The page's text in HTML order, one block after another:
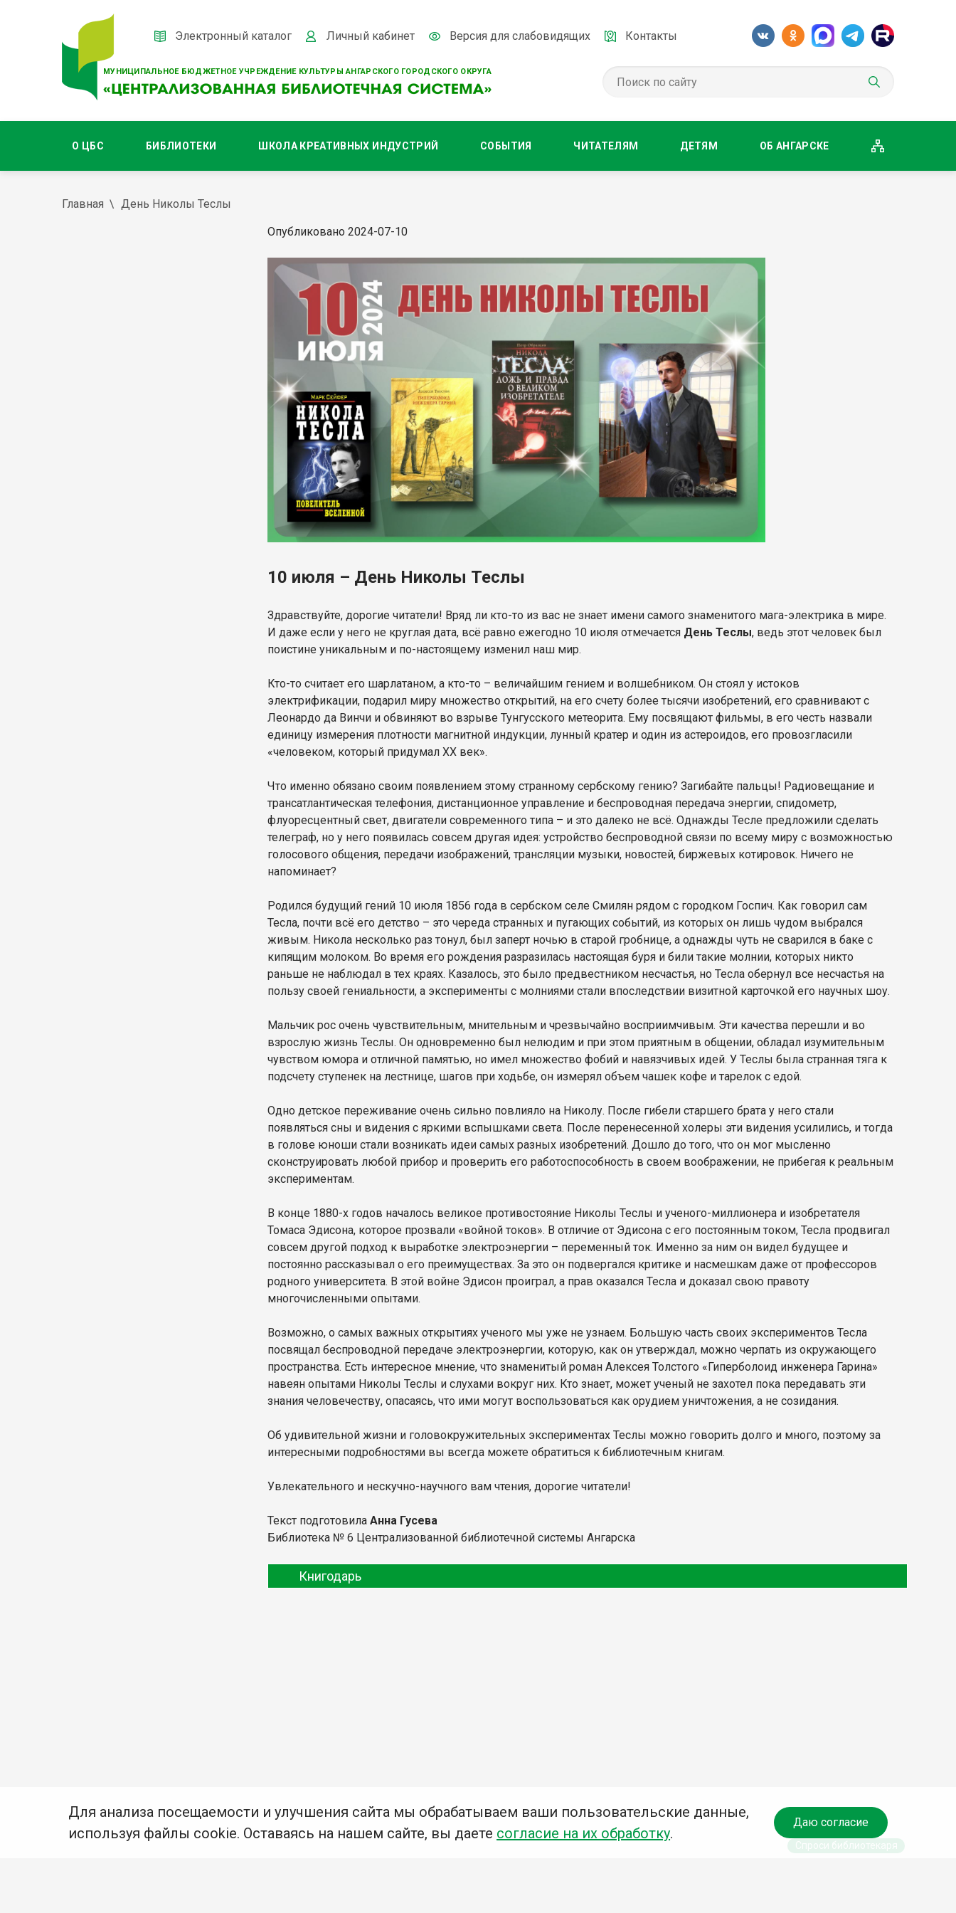
МУНИЦИПАЛЬНОЕ БЮДЖЕТНОЕ УЧРЕЖДЕНИЕ КУЛЬТУРЫ АНГАРСКОГО ГОРОДСКОГО ОКРУГА
Электронный каталог Личный кабинет Версия для слабовидящих Контакты
О ЦБС БИБЛИОТЕКИ ШКОЛА КРЕАТИВНЫХ ИНДУСТРИЙ СОБЫТИЯ ЧИТАТЕЛЯМ ДЕТЯМ ОБ АНГАРСКЕ
Главная День Николы Теслы
Опубликовано 2024-07-10
10 июля – День Николы Теслы
Здравствуйте, дорогие читатели! Вряд ли кто-то из вас не знает имени самого знаменитого мага-электрика в мире.
И даже если у него не круглая дата, всё равно ежегодно 10 июля отмечается День Теслы, ведь этот человек был
поистине уникальным и по-настоящему изменил наш мир.
Кто-то считает его шарлатаном, а кто-то – величайшим гением и волшебником. Он стоял у истоков
электрификации, подарил миру множество открытий, на его счету более тысячи изобретений, его сравнивают с
Леонардо да Винчи и обвиняют во взрыве Тунгусского метеорита. Ему посвящают фильмы, в его честь назвали
единицу измерения плотности магнитной индукции, лунный кратер и один из астероидов, его провозгласили
«человеком, который придумал XX век».
Что именно обязано своим появлением этому странному сербскому гению? Загибайте пальцы! Радиовещание и
трансатлантическая телефония, дистанционное управление и беспроводная передача энергии, спидометр,
флуоресцентный свет, двигатели современного типа – и это далеко не всё. Однажды Тесле предложили сделать
телеграф, но у него появилась совсем другая идея: устройство беспроводной связи по всему миру с возможностью
голосового общения, передачи изображений, трансляции музыки, новостей, биржевых котировок. Ничего не
напоминает?
Родился будущий гений 10 июля 1856 года в сербском селе Смилян рядом с городком Госпич. Как говорил сам
Тесла, почти всё его детство – это череда странных и пугающих событий, из которых он лишь чудом выбрался
живым. Никола несколько раз тонул, был заперт ночью в старой гробнице, а однажды чуть не сварился в баке с
кипящим молоком. Во время его рождения разразилась настоящая буря и били такие молнии, которых никто
раньше не наблюдал в тех краях. Казалось, это было предвестником несчастья, но Тесла обернул все несчастья на
пользу своей гениальности, а эксперименты с молниями стали впоследствии визитной карточкой его научных шоу.
Мальчик рос очень чувствительным, мнительным и чрезвычайно восприимчивым. Эти качества перешли и во
взрослую жизнь Теслы. Он одновременно был нелюдим и при этом приятным в общении, обладал изумительным
чувством юмора и отличной памятью, но имел множество фобий и навязчивых идей. У Теслы была странная тяга к
подсчету ступенек на лестнице, шагов при ходьбе, он измерял объем чашек кофе и тарелок с едой.
Одно детское переживание очень сильно повлияло на Николу. После гибели старшего брата у него стали
появляться сны и видения с яркими вспышками света. После перенесенной холеры эти видения усилились, и тогда
в голове юноши стали возникать идеи самых разных изобретений. Дошло до того, что он мог мысленно
сконструировать любой прибор и проверить его работоспособность в своем воображении, не прибегая к реальным
экспериментам.
В конце 1880-х годов началось великое противостояние Николы Теслы и ученого-миллионера и изобретателя
Томаса Эдисона, которое прозвали «войной токов». В отличие от Эдисона с его постоянным током, Тесла продвигал
совсем другой подход к выработке электроэнергии – переменный ток. Именно за ним он видел будущее и
постоянно рассказывал о его преимуществах. За это он подвергался критике и насмешкам даже от профессоров
родного университета. В этой войне Эдисон проиграл, а прав оказался Тесла и доказал свою правоту
многочисленными опытами.
Возможно, о самых важных открытиях ученого мы уже не узнаем. Большую часть своих экспериментов Тесла
посвящал беспроводной передаче электроэнергии, которую, как он утверждал, можно черпать из окружающего
пространства. Есть интересное мнение, что знаменитый роман Алексея Толстого «Гиперболоид инженера Гарина»
навеян опытами Николы Теслы и слухами вокруг них. Кто знает, может ученый не захотел пока передавать эти
знания человечеству, опасаясь, что ими могут воспользоваться как орудием уничтожения, а не созидания.
Об удивительной жизни и головокружительных экспериментах Теслы можно говорить долго и много, поэтому за
интересными подробностями вы всегда можете обратиться к библиотечным книгам.
Увлекательного и нескучно-научного вам чтения, дорогие читатели!
Текст подготовилаАнна Гусева
Библиотека № 6 Централизованной библиотечной системы Ангарска
Книгодарь
Для анализа посещаемости и улучшения сайта мы обрабатываем ваши пользовательские данные,
используя файлы cookie. Оставаясь на нашем сайте, вы даете согласие на их обработку.
Даю согласие
Спроси библиотекаря